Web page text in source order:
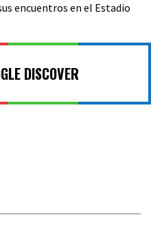
encuentros en el Estadio
DISCOVER